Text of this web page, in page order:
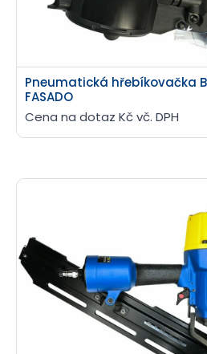
Pneumatická hřebíkovačka
FASADO
Cena na dotaz Kč vč. DPH